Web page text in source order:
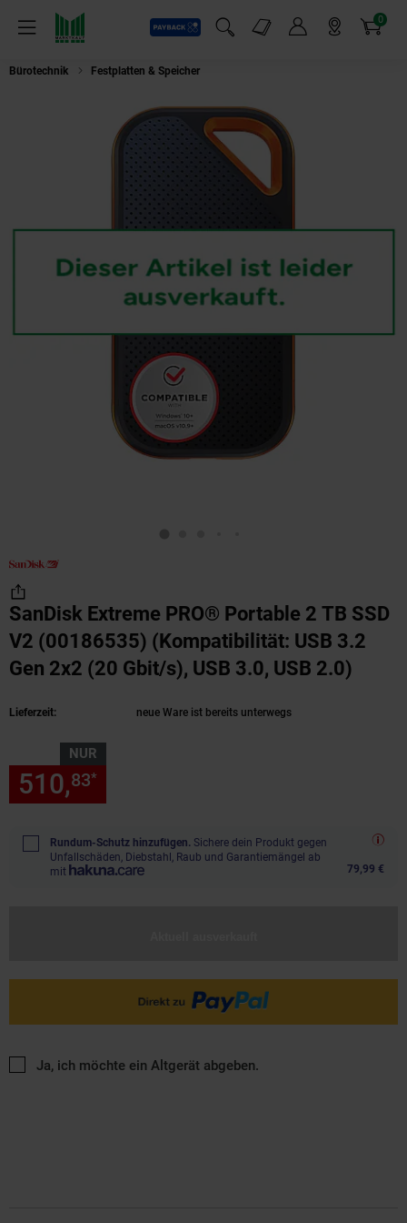
Menü
Payback
Suchfeld einblenden
Markt-Angebote 0
Artikel
Bürotechnik Festplatten & Speicher
SanDisk Extreme PRO® Portable 2 TB SSD
V2 (00186535) (Kompatibilität: USB 3.2
Gen 2x2 (20 Gbit/s), USB 3.0, USB 2.0)
Lieferzeit: neue Ware ist bereits unterwegs
NUR
510,83*
Rundum-Schutz hinzufügen. Sichere dein Produkt gegen
Unfallschäden, Diebstahl, Raub und Garantiemängel ab
mit
79,99 €
Ja, ich möchte ein Altgerät abgeben.